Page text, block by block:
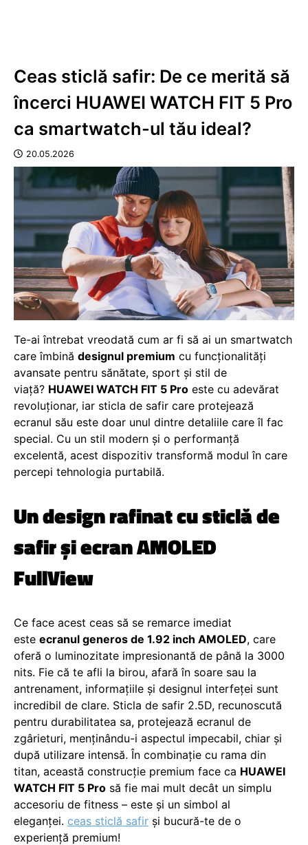
Ceas sticlă safir: De ce merită să
încerci HUAWEI WATCH FIT 5 Pro
ca smartwatch-ul tău ideal?
20.05.2026
Te-ai întrebat vreodată cum ar fi să ai un smartwatch
care îmbină designul premium cu funcționalități
avansate pentru sănătate, sport și stil de
viață? HUAWEI WATCH FIT 5 Pro este cu adevărat
revoluționar, iar sticla de safir care protejează
ecranul său este doar unul dintre detaliile care îl fac
special. Cu un stil modern și o performanță
excelentă, acest dispozitiv transformă modul în care
percepi tehnologia purtabilă.
Un design rafinat cu sticlă de
safir și ecran AMOLED
FullView
Ce face acest ceas să se remarce imediat
este ecranul generos de 1.92 inch AMOLED, care
oferă o luminozitate impresionantă de până la 3000
nits. Fie că te afli la birou, afară în soare sau la
antrenament, informațiile și designul interfeței sunt
incredibil de clare. Sticla de safir 2.5D, recunoscută
pentru durabilitatea sa, protejează ecranul de
zgârieturi, menținându-i aspectul impecabil, chiar și
după utilizare intensă. În combinație cu rama din
titan, această construcție premium face ca HUAWEI
WATCH FIT 5 Pro să fie mai mult decât un simplu
accesoriu de fitness – este și un simbol al
eleganței. ceas sticlă safir și bucură-te de o
experiență premium!